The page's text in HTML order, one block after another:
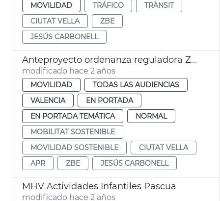
MOVILIDAD
TRÁFICO
TRÀNSIT
CIUTAT VELLA
ZBE
JESÚS CARBONELL
Anteproyecto ordenanza reguladora ZBE
modificado hace 2 años
MOVILIDAD
TODAS LAS AUDIENCIAS
VALENCIA
EN PORTADA
EN PORTADA TEMÁTICA
NORMAL
MOBILITAT SOSTENIBLE
MOVILIDAD SOSTENIBLE
CIUTAT VELLA
APR
ZBE JESÚS CARBONELL
MHV Actividades Infantiles Pascua
modificado hace 2 años